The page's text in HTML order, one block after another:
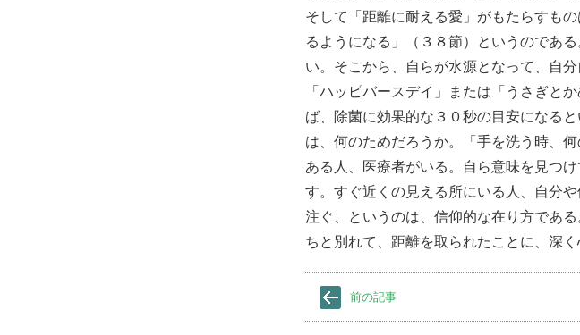
そして「距離に耐える愛」がもたらすも
るようになる」（３８節）というのであ
い。そこから、自らが水源となって、自
「ハッピバースデイ」または「うさぎと
ば、除菌に効果的な３０秒の目安になる
は、何のためだろうか。「手を洗う時、
ある人、医療者がいる。自ら意味を見つ
す。すぐ近くの見える所にいる人、自分
注ぐ、というのは、信仰的な在り方であ
ちと別れて、距離を取られたことに、深く
前の記事